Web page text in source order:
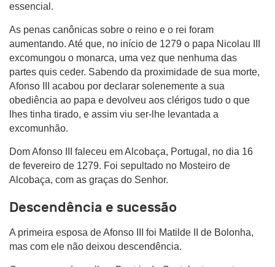
essencial.
As penas canônicas sobre o reino e o rei foram
aumentando. Até que, no início de 1279 o papa Nicolau III
excomungou o monarca, uma vez que nenhuma das
partes quis ceder. Sabendo da proximidade de sua morte,
Afonso III acabou por declarar solenemente a sua
obediência ao papa e devolveu aos clérigos tudo o que
lhes tinha tirado, e assim viu ser-lhe levantada a
excomunhão.
Dom Afonso III faleceu em Alcobaça, Portugal, no dia 16
de fevereiro de 1279. Foi sepultado no Mosteiro de
Alcobaça, com as graças do Senhor.
Descendência e sucessão
A primeira esposa de Afonso III foi Matilde II de Bolonha,
mas com ele não deixou descendência.